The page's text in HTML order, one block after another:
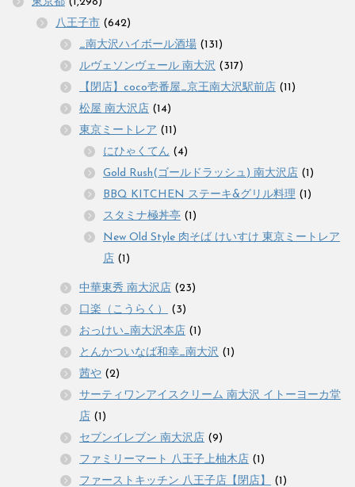
八王子市 (642)
_南大沢ハイボール酒場 (131)
ルヴェソンヴェール 南大沢 (317)
【閉店】coco壱番屋_京王南大沢駅前店 (11)
松屋 南大沢店 (14)
東京ミートレア (11)
にひゃくてん (4)
Gold Rush(ゴールドラッシュ) 南大沢店 (1)
BBQ KITCHEN ステーキ&グリル料理 (1)
スタミナ極丼亭 (1)
New Old Style 肉そば けいすけ 東京ミートレア
店 (1)
中華東秀 南大沢店 (23)
口楽（こうらく）
(3)
おっけい_南大沢本店 (1)
とんかついなば和幸_南大沢 (1)
茜や (2)
サーティワンアイスクリーム 南大沢 イトーヨーカ堂
店 (1)
セブンイレブン 南大沢店 (9)
ファミリーマート 八王子上柚木店 (1)
ファーストキッチン 八王子店【閉店】
(1)